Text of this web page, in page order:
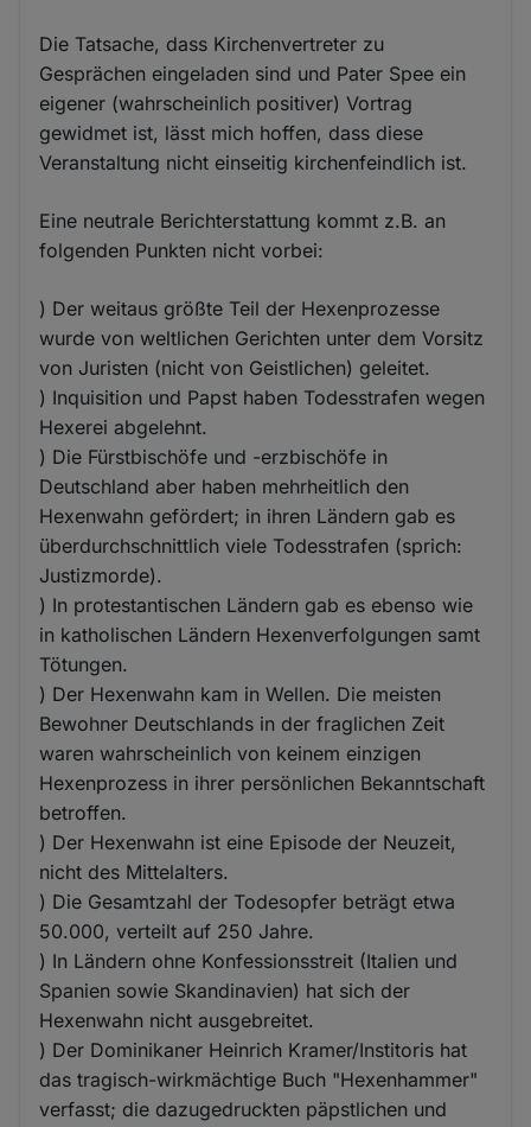
Die Tatsache, dass Kirchenvertreter zu
Gesprächen eingeladen sind und Pater Spee ein
eigener (wahrscheinlich positiver) Vortrag
gewidmet ist, lässt mich hoffen, dass diese
Veranstaltung nicht einseitig kirchenfeindlich ist.
Eine neutrale Berichterstattung kommt z.B. an
folgenden Punkten nicht vorbei:
) Der weitaus größte Teil der Hexenprozesse
wurde von weltlichen Gerichten unter dem Vorsitz
von Juristen (nicht von Geistlichen) geleitet.
) Inquisition und Papst haben Todesstrafen wegen
Hexerei abgelehnt.
) Die Fürstbischöfe und -erzbischöfe in
Deutschland aber haben mehrheitlich den
Hexenwahn gefördert; in ihren Ländern gab es
überdurchschnittlich viele Todesstrafen (sprich:
Justizmorde).
) In protestantischen Ländern gab es ebenso wie
in katholischen Ländern Hexenverfolgungen samt
Tötungen.
) Der Hexenwahn kam in Wellen. Die meisten
Bewohner Deutschlands in der fraglichen Zeit
waren wahrscheinlich von keinem einzigen
Hexenprozess in ihrer persönlichen Bekanntschaft
betroffen.
) Der Hexenwahn ist eine Episode der Neuzeit,
nicht des Mittelalters.
) Die Gesamtzahl der Todesopfer beträgt etwa
50.000, verteilt auf 250 Jahre.
) In Ländern ohne Konfessionsstreit (Italien und
Spanien sowie Skandinavien) hat sich der
Hexenwahn nicht ausgebreitet.
) Der Dominikaner Heinrich Kramer/Institoris hat
das tragisch-wirkmächtige Buch "Hexenhammer"
verfasst; die dazugedruckten päpstlichen und